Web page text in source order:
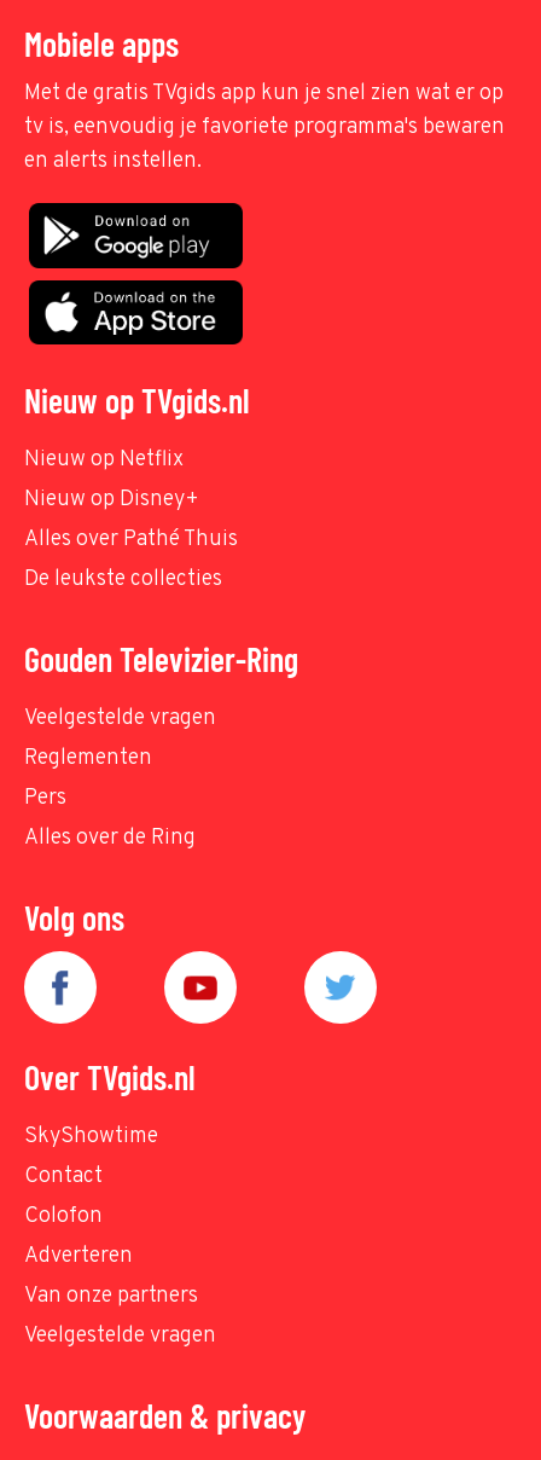
Mobiele apps
Met de gratis TVgids app kun je snel zien wat er op
tv is, eenvoudig je favoriete programma's bewaren
en alerts instellen.
Nieuw op TVgids.nl
Nieuw op Netflix
Nieuw op Disney+
Alles over Pathé Thuis
De leukste collecties
Gouden Televizier-Ring
Veelgestelde vragen
Reglementen
Pers
Alles over de Ring
Volg ons
Over TVgids.nl
SkyShowtime
Contact
Colofon
Adverteren
Van onze partners
Veelgestelde vragen
Voorwaarden & privacy